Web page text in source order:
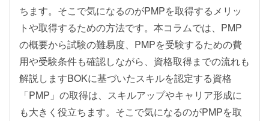
ちます。そこで気になるのがPMPを取得するメリッ
トや取得するための方法です。本コラムでは、PMP
の概要から試験の難易度、PMPを受験するための費
用や受験条件も確認しながら、資格取得までの流れも
解説しますBOKに基づいたスキルを認定する資格
「PMP」の取得は、スキルアップやキャリア形成に
も大きく役立ちます。そこで気になるのがPMPを取